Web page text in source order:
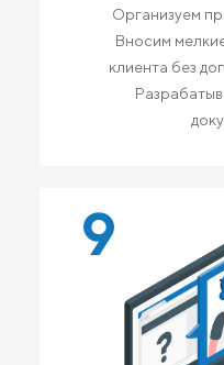
Организуем
Вносим
клиента без
9